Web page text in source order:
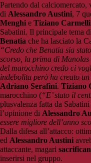
Partendo dal
di Alessandro Austini, 7
Menghi e Tiziano
Sabatini. Il principale tema
Benatia che ha lasciato la
“Credo che Benatia sia
scorso, la prima di
del marocchino credo ci
indebolita però ha creato
Adriano Serafini. Tiziano
marocchino (“E’ stato il
plusvalenza fatta da Sabatini
l’opinione di Alessandro
essere migliore dell’anno
Dalla difesa all’attacco:
ed Alessandro Austini
attaccante, magari
inserirsi nel gruppo.